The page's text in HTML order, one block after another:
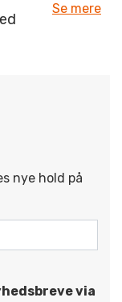
Se mere
nye hold på
via